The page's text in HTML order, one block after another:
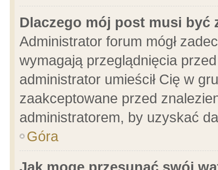
Dlaczego mój post musi być
Administrator forum mógł
wymagają przeglądnięcia
administrator umieścił Cię w
zaakceptowane przed
administratorem, by uzyskać
Góra